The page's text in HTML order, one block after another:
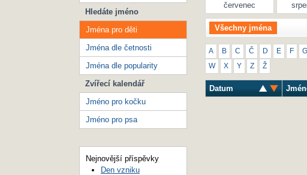
červenec
Všechny jména
A B C Č D E F G
W X Y Z Ž
Datum
Hledáte jméno
Jména pro děti
Jména dle četnosti
Jména dle popularity
Zvířecí kalendář
Jméno pro kočku
Jméno pro psa
Nejnovější příspěvky
Den vzniku